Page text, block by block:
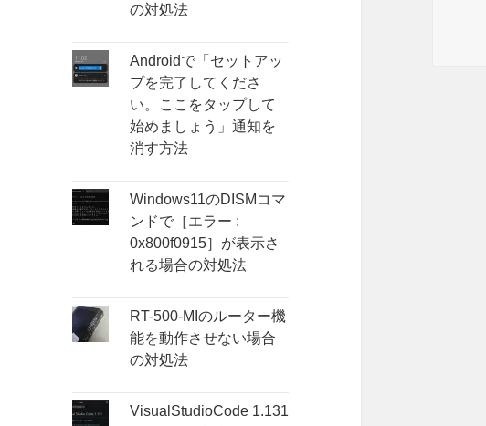
の対処法
Androidで「セットアッ
プを完了してくださ
い。ここをタップして
始めましょう」通知を
消す方法
Windows11のDISMコマ
ンドで［エラー :
0x800f0915］が表示さ
れる場合の対処法
RT-500-MIのルーター機
能を動作させない場合
の対処法
VisualStudioCode 1.131